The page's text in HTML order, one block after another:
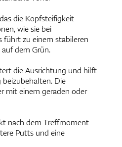
die Kopfsteifigkeit
wie sie bei
zu einem stabileren
dem Grün.
die Ausrichtung und hilft
Die
mit einem geraden oder
nach dem Treffmoment
Putts und eine